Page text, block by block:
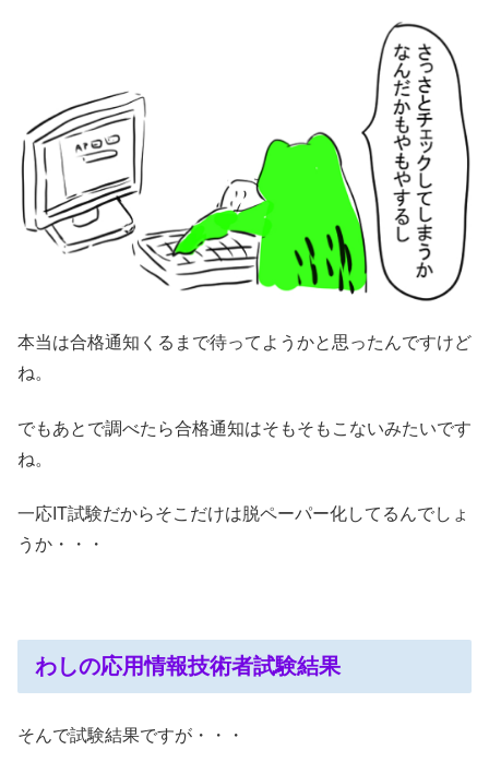
本当は合格通知くるまで待ってようかと思ったんですけど
ね。
でもあとで調べたら合格通知はそもそもこないみたいです
ね。
一応IT試験だからそこだけは脱ペーパー化してるんでしょ
うか・・・
わしの応用情報技術者試験結果
そんで試験結果ですが・・・